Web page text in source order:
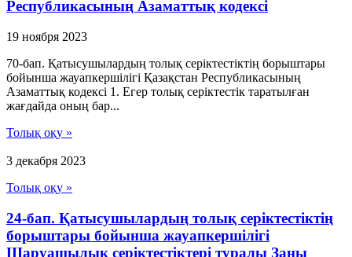
Республикасының Азаматтық кодексi
19 ноября 2023
70-бап. Қатысушылардың толық серiктестiктiң борыштары
бойынша жауапкершiлiгi Қазақстан Республикасының
Азаматтық кодексi 1. Егер толық серiктестiк таратылған
жағдайда оның бар...
Толық оқу »
3 декабря 2023
Толық оқу »
24-бап. Қатысушылардың толық серiктестiктiң
борыштары бойынша жауапкершiлiгi
Шаруашылық серіктестіктері туралы Заңы